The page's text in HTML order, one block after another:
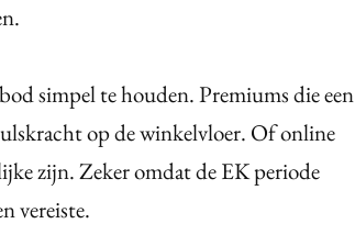
simpel te houden. Premiums die een
op de winkelvloer. Of online
zijn. Zeker omdat de EK periode
vereiste.